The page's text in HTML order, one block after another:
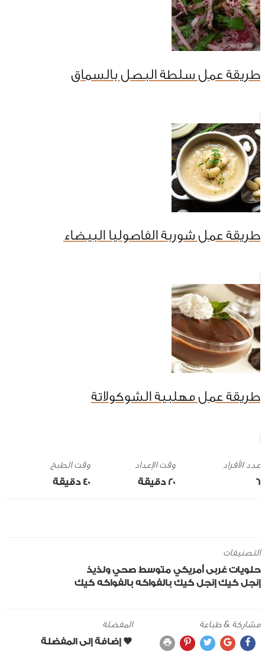
طريقة عمل سلطة البصل بالسماق
طريقة عمل شوربة الفاصوليا البيضاء
طريقة عمل مهلبية الشوكولاتة
6
وقت الإعداد
20 ‎دقيقة
وقت الطبخ
40 ‎دقيقة
التصنيفات
حلويات غربى أمريكي متوسط صحي ولذيذ
إنجل كيك إنجل كيك بالفواكه بالفواكه كيك
مشاركة & طباعة المفضلة